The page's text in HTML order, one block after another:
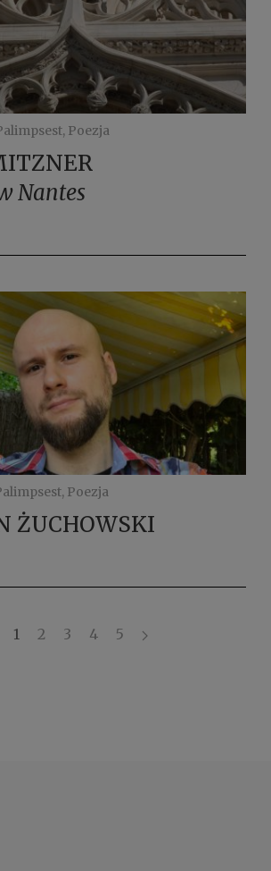
Poezja
Nantes
Poezja
ŻUCHOWSKI
1 2 3 4 5